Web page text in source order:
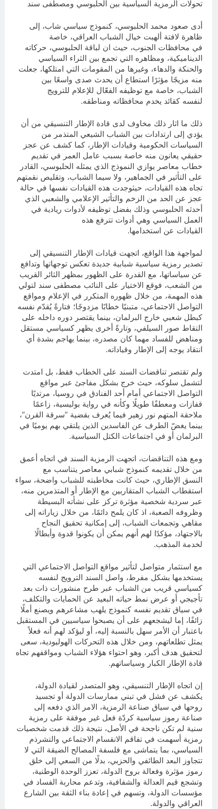
تحولات الرمزية السياسية بين الحلبوسي ومصطفى سند
أدى صعود محمد الحلبوسي، كنموذج سياسي شاب، إلى
ظاهرة لافتة ألهبت خيال الشباب العراقي، خاصة
في محافظات الجنوب، حيث ان لباقة الحلبوسي، حركاته
الديناميكية، ومظاهره التي تجمع بين الثراء السياسي
والحنكة والدهاء، وغيرها من المقومات التي امتلكها، جعلت
منه مزيجًا مؤثرًا استطاع أن يحدث صدى واسعًا بين
الشباب، خاصة مع توظيفه الفعّال للإعلام للترويج
لنفسه كقائد يخدم محافظاته ومناطقه.
ذلك ما اثار ذلك مخاوف لدى قادة الإطار التنسيقي من أن
يؤدي إلى ارتدادات بين الشباب الشيعي المتذمر من
السياسات الحكومية وقيادات الإطار، كما كشف عن عجز
حقيقي يعانون منه خاصة بسبب عامل العمر في تقديم
خطاب معاصر يوازي النموذج الذي يمثله الحلبوسي، القادر
على التأثير في الجماهير، ولا سيما الشباب، وتقليص نقمتهم
تجاه هذه القيادات، حيثوجدت هذه القيادات نفسها في حالة
عجز عن الحد من الزخم والتأثير الإعلامي والشعبي الذي
أحدثه الحلبوسي وذلك بفضل توظيفه لأدوات ريادية في
العمل السياسي وهي أدوات تترفع هذه
القيادات عن استخدامها.
لمواجهة هذا الواقع، اتجهت قيادات الإطار التنسيقي إلى
تصدير رمزية سياسية شبابية جديدة تعكس توجهاتها وتدافع
عن سياساتها، مع القدرة على الظهور بمظهر الثائر القريب
من الشعب، فوقع الاختيار على النائب مصطفى سند لتولي
هذه المهمة، من خلال ظهوره المتكرر في الإعلام ومواقع
التواصل الاجتماعي، متبنيًا خطابًا مزدوجًا؛ فتارةً يُقدّم نفسه
كبطل شعبي خارج البرلمان، بينما يقتصر دوره داخله على
التقاط صور السيلفي، وتارةً أخرى يظهر كسياسي مستقل
ومناهض للفساد مهما كان مصدره، بينما يهاجم بشدة أي
انتقاد يوجه إلى الإطار وقياداته.
ولم تقتصر تناقضات السند على الخطاب فقط، بل امتدت
لتشمل سلوكه، حيث خرج بشكل مفاجئ عبر مواقع
التواصل الاجتماعي أمام أحد الفنادق في روسيا، مرتديًا
قفازات ومعطفًا طويلًا وكأنه في رواية بوليسية، زاعمًا
ملاحقة المتهم نور زهير فيما يُعرف بقضية “سرقة القرن”،
بينما يغضّ الطرف عن الفاسدين الذين يلتقي بهم يوميًا في
البرلمان أو في اجتماعات الكتل السياسية.
ومع هذه التناقضات، اتجهت الرمزية السند في اتجاه أعمق
من خلال تقديمه كنموذج شبابي معاصر يتناسب مع
النسق الإطاري، حيث كانت مخاطبته للشباب واضحة، سواء
استقطاب الشباب المتقاربين مع الإطار أو المتذمرين منه،
عبر سردية شخصية مؤثرة تركز على نشأته البسيطة
وظروفه الصعبة، اذ كان يلمح دائمًا، من خلال زياراته إلى
مقاهي وتجمعات الشباب، إلى إمكانية تحقيق النجاح
بالاجتهاد، مؤكدًا لهم أنهم يمكن أن يكونوا قدوة وأبطالًا
لخدمة المذهب.
مع استثمار متواصل لتأثير مواقع التواصل الاجتماعي التي
يستخدمها بشكل مفرط، واصل السند الترويج لنفسه
كسياسي قريب من الشباب عبر طرح منشورات ذات بعد
تأجيجي أو عرض نمط حياته البعيد عن الحمايات والتكلف،
في سياق تقديم نفسه كنموذج يلهب مشاعرهم ويصنع أملًا
زائفًا، إما ليشجعهم على أن يصبحوا سياسيين في المستقبل
باعتبار أن الأمر سهل بالنسبة إليه، أو ليؤكد لهم أنه فعلاً
يمثل تطلعاتهم، ومن خلال هذه التحركات الهوليودية، سعى
لتحقيق هدف أكبر، وهو احتواء هؤلاء الشباب ومواقفهم تجاه
قادة الإطار الكبار وسياساتهم.
إن اتجاه الإطار التنسيقي، وهو المتصدر لقيادة الدولة،
يكشف عن فشل في تبني ممارسات الدولة أو تجسيد
روحها في سياق صناعة الرمزية، الامر الذي دفعه إلى
صناعة رموز سياسية كردّة فعل غير موفقة على رمزية
سنية لم تكن ناجحة في الأصل، نتيجة ذلك قدمت شخصيات
رمزية أسهمت في تفاقم الانقسام الاجتماعي والتشرذم
السياسي، بما يتماشى مع فلسفة المصالح الضيقة التي لا
تتجاوز البعد الطائفي والحزبي، بدلًا من السعي إلى خلق
رموز مؤثرة وفعالة بروح الدولة، تعزز الوحدة الوطنية،
وتشجع قيم العدالة والشفافية، وتدعم محاربة الفساد في
مؤسسات الدولة، وتسهم في إعادة بناء الثقة بين الشارع
العراقي والدولة.